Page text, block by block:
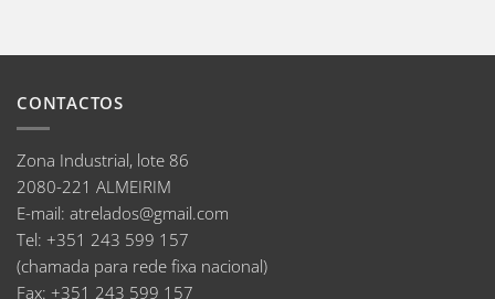
CONTACTOS
Zona Industrial, lote 86
2080-221 ALMEIRIM
E-mail: atrelados@gmail.com
Tel: +351 243 599 157
(chamada para rede fixa nacional)
Fax: +351 243 599 157